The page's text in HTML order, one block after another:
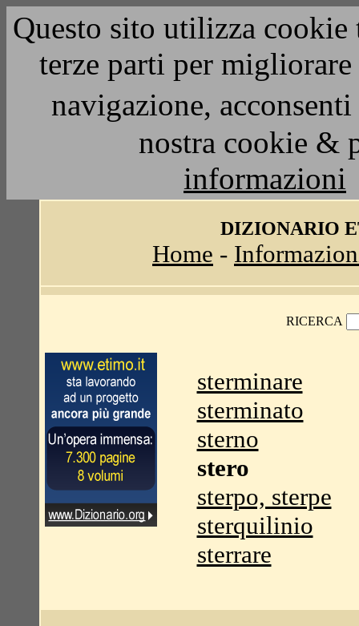
Questo sito utilizza
terze parti per
navigazione,
nostra cookie &
informazioni
DIZIONARIO
Home -
RICERCA
sterminare
sterminato
sterno
stero
sterpo, sterpe
sterquilinio
sterrare